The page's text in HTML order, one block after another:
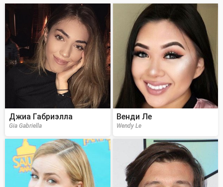
Джиа Габриэлла
Gia Gabriella
Венди Ле
Wendy Le